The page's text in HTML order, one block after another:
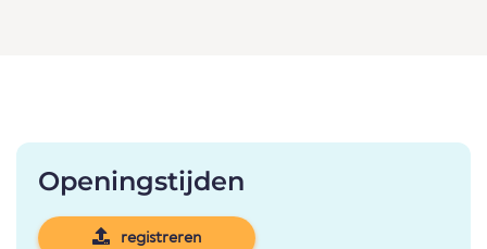
Openingstijden
registreren